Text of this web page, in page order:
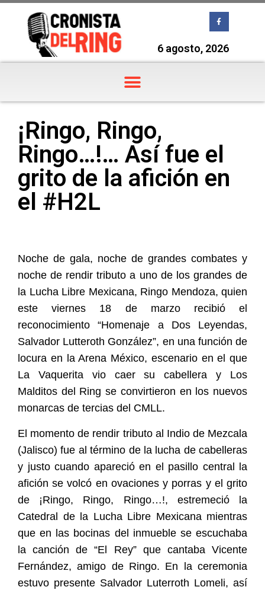
6 agosto, 2026
¡Ringo, Ringo,
Ringo…!… Así fue el
grito de la afición en
el #H2L
Noche de gala, noche de grandes combates y
noche de rendir tributo a uno de los grandes de
la Lucha Libre Mexicana, Ringo Mendoza, quien
este viernes 18 de marzo recibió el
reconocimiento “Homenaje a Dos Leyendas,
Salvador Lutteroth González”, en una función de
locura en la Arena México, escenario en el que
La Vaquerita vio caer su cabellera y Los
Malditos del Ring se convirtieron en los nuevos
monarcas de tercias del CMLL.
El momento de rendir tributo al Indio de Mezcala
(Jalisco) fue al término de la lucha de cabelleras
y justo cuando apareció en el pasillo central la
afición se volcó en ovaciones y porras y el grito
de ¡Ringo, Ringo, Ringo…!, estremeció la
Catedral de la Lucha Libre Mexicana mientras
que en las bocinas del inmueble se escuchaba
la canción de “El Rey” que cantaba Vicente
Fernández, amigo de Ringo. En la ceremonia
estuvo presente Salvador Luterroth Lomeli, así